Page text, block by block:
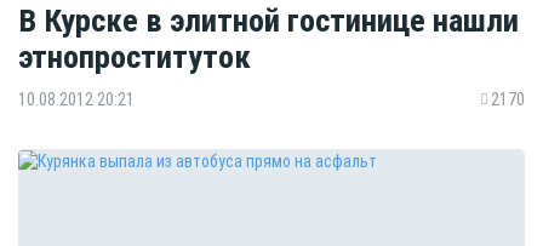
В Курске в элитной гостинице нашли
этнопроституток
10.08.2012 20:21 2170